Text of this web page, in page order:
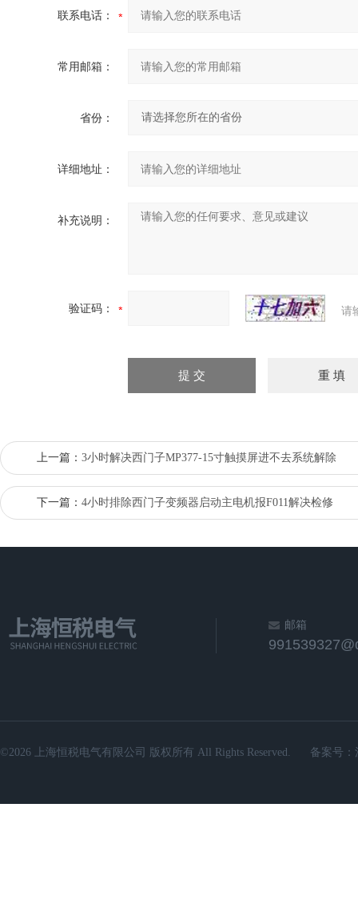
联系电话：
常用邮箱：
省份：
详细地址：
补充说明：
验证码： 请
上一篇： 3小时解决西门子MP377-15寸触摸屏进不去系统解除
下一篇： 4小时排除西门子变频器启动主电机报F011解决检修
邮箱
©2026 上海恒税电气有限公司 版权所有 All Rights Reserved. 备案号：